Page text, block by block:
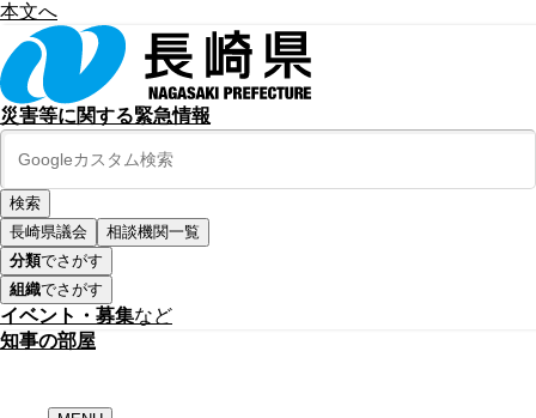
本文へ
災害等に関する緊急情報
長崎県議会
相談機関一覧
分類でさがす
組織でさがす
イベント・募集など
知事の部屋